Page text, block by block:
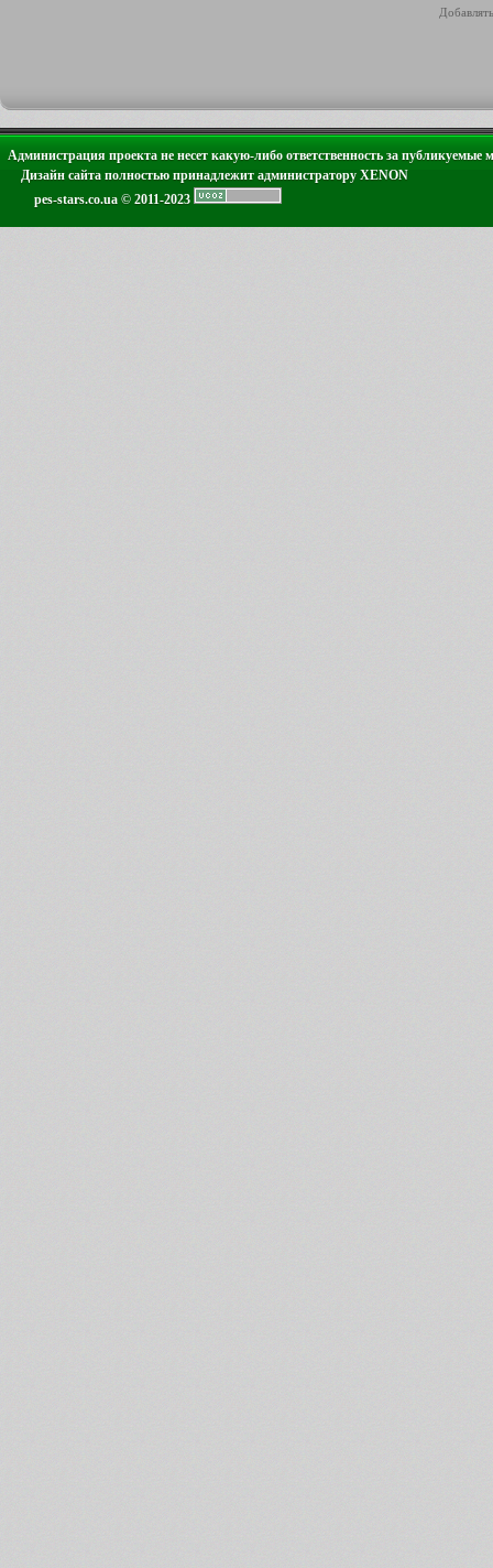
Администрация проекта не несет какую-либо ответственность за публикуемые
Дизайн сайта полностью принадлежит администратору XENON
pes-stars.co.ua © 2011-2023